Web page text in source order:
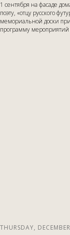
1 сентября на фасаде
поэту, «отцу русского
мемориальной доски
программу мероприятий
THURSDAY,